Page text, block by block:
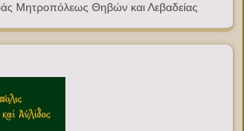
Μητροπόλεως Θηβών και Λεβαδείας